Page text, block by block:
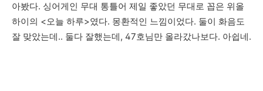
아봤다. 싱어게인 무대 통틀어 제일 좋았던 무대로 꼽은 위올
하이의 <오늘 하루>였다. 몽환적인 느낌이었다. 둘이 화음도
잘 맞았는데.. 둘다 잘했는데, 47호님만 올라갔나보다. 아쉽네.